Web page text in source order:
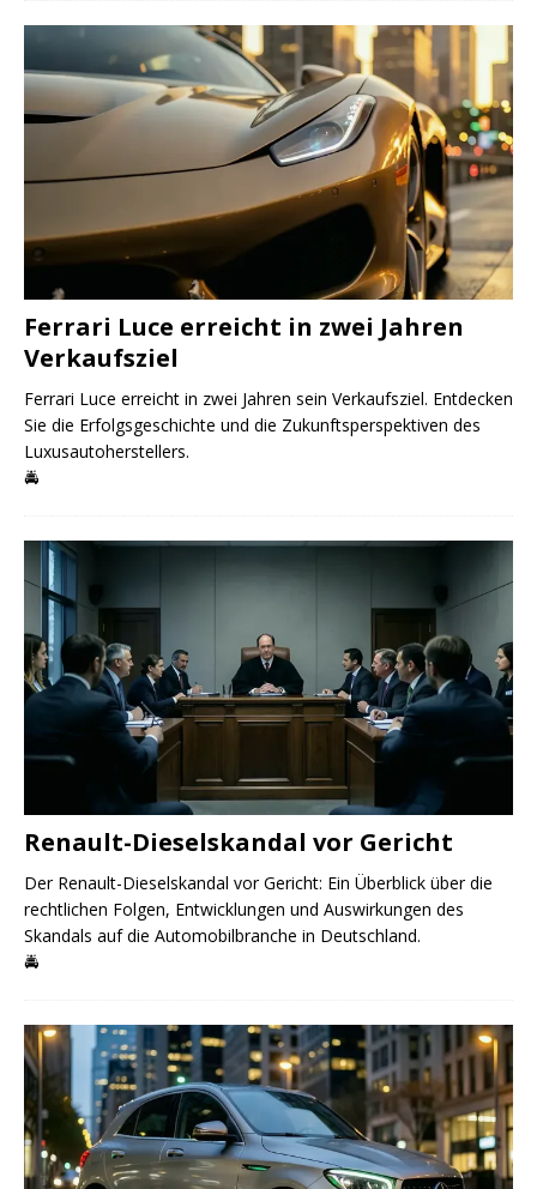
Ferrari Luce erreicht in zwei Jahren
Verkaufsziel
Ferrari Luce erreicht in zwei Jahren sein Verkaufsziel. Entdecken
Sie die Erfolgsgeschichte und die Zukunftsperspektiven des
Luxusautoherstellers.
🚔
Renault-Dieselskandal vor Gericht
Der Renault-Dieselskandal vor Gericht: Ein Überblick über die
rechtlichen Folgen, Entwicklungen und Auswirkungen des
Skandals auf die Automobilbranche in Deutschland.
🚔